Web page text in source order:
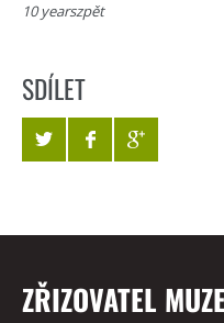
10 yearszpět
SDÍLET
ZŘIZOVATEL